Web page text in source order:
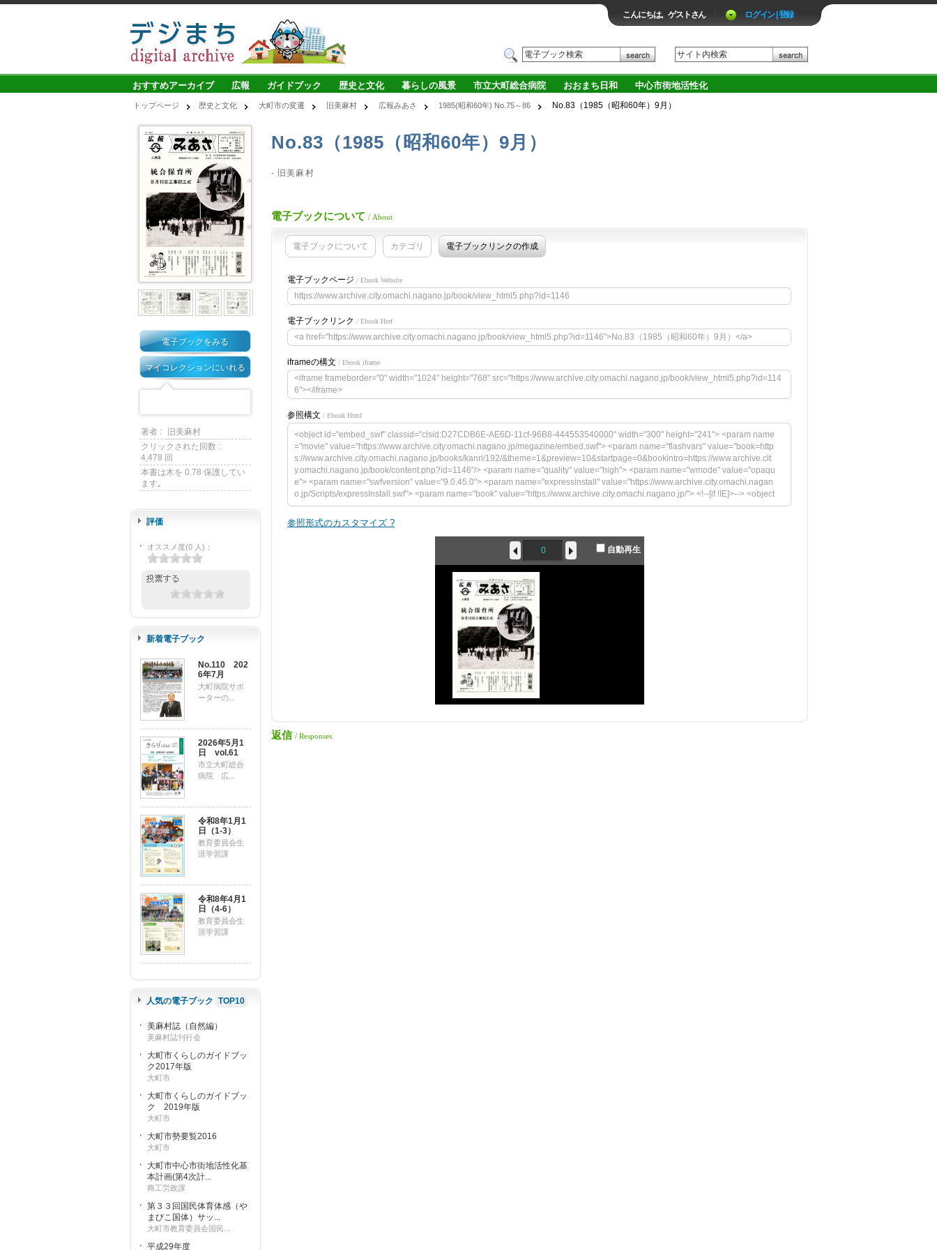
こんにちは。ゲストさん ログイン | 登録
おすすめアーカイブ 広報 ガイドブック 歴史と文化 暮らしの風景 市立大町総合病院 おおまち日和 中心市街地活性化
トップページ 歴史と文化 大町市の変遷 旧美麻村 広報みあさ 1985(昭和60年) No.75～86 No.83（1985（昭和60年）9月）
電子ブックをみる
マイコレクションにいれる
著者 :
旧美麻村
クリックされた回数 :
4,478 回
本書は木を 0.78 保護してい
ます｡
評価
オススメ度(0人) ：
新着電子ブック
No.110 202
6年7月
大町病院サポ
ーターの...
2026年5月1
日 vol.61
市立大町総合
病院 広...
令和8年1月1
日（1-3）
教育委員会生
涯学習課
令和8年4月1
日（4-6）
教育委員会生
涯学習課
人気の電子ブック TOP10
美麻村誌（自然編）
美麻村誌刊行会
大町市くらしのガイドブッ
ク2017年版
大町市
大町市くらしのガイドブッ
ク 2019年版
大町市
大町市勢要覧2016
大町市
大町市中心市街地活性化基
本計画(第4次計...
商工労政課
第３３回国民体育体感（や
まびこ国体）サッ...
大町市教育委員会国民...
平成29年度
No.83（1985（昭和60年）9月）
- 旧美麻村
電子ブックについて / About
電子ブックについて カテゴリ 電子ブックリンクの作成
電子ブックページ / Ebook Website
https://www.archive.city.omachi.nagano.jp/book/view_html5.php?id=1146
電子ブックリンク / Ebook Href
<a href="https://www.archive.city.omachi.nagano.jp/book/view_html5.php?id=1146">No.83（1985（昭和60年）9月）</a>
iframeの構文 / Ebook iframe
<iframe frameborder="0" width="1024" height="768" src="https://www.archive.city.omachi.nagano.jp/book/view_html5.php?id=114
6"></iframe>
参照構文 / Ebook Html
<object id="embed_swf" classid="clsid:D27CDB6E-AE6D-11cf-96B8-444553540000" width="300" height="241"> <param name
="movie" value="https://www.archive.city.omachi.nagano.jp/megazine/embed.swf"> <param name="flashvars" value="book=http
s://www.archive.city.omachi.nagano.jp/books/kanri/192/&theme=1&preview=10&startpage=0&bookintro=https://www.archive.cit
y.omachi.nagano.jp/book/content.php?id=1146"/> <param name="quality" value="high"> <param name="wmode" value="opaqu
e"> <param name="swfversion" value="9.0.45.0"> <param name="expressinstall" value="https://www.archive.city.omachi.nagan
o.jp/Scripts/expressInstall.swf"> <param name="book" value="https://www.archive.city.omachi.nagano.jp/"> <!--[if !IE]>--> <object
type="application/x-shockwave-flash" data="https://www.archive.city.omachi.nagano.jp/megazine/embed.swf" width="300" heigh
t="241"> <!--<![endif]--> <param name="quality" value="high"> <param name="flashvars" value="book=https://www.archive.city.o
machi.nagano.jp/books/kanri/192/&theme=1&preview=10&startpage=0&bookintro=https://www.archive.city.omachi.nagano.jp/b
ook/content.php?id=1146"/> <param name="wmode" value="opaque"> <param name="swfversion" value="9.0.45.0"> <param n
ame="expressinstall" value="https://www.archive.city.omachi.nagano.jp/Scripts/expressInstall.swf"> <param name="book" value
="https://www.archive.city.omachi.nagano.jp/"> <div> <h4>このコンテンツの表示には、Adobe Flash Playerの最新バージョンが
必要です。</h4> <p><a href="https://www.adobe.com/go/getflashplayer"><img src="https://www.adobe.com/images/shared/dow
nload_buttons/get_flash_player.gif" alt=" Adobe Flash Playerを取得" width="112" height="33" /></a></p> </div> <!--[if !IE]>--> </o
参照形式のカスタマイズ ?
自動再生
返信 / Responses